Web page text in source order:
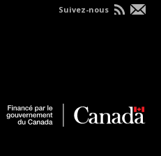
Suivez-nous